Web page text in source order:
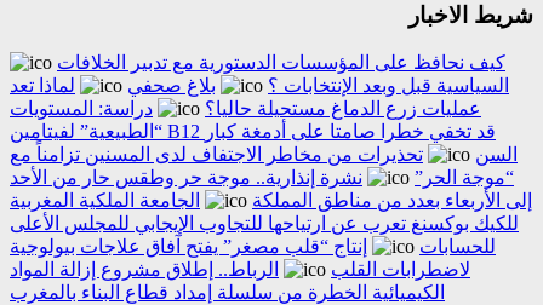
شريط الاخبار
كيف نحافظ على المؤسسات الدستورية مع تدبير الخلافات
السياسية قبل وبعد الإنتخابات ؟
بلاغ صحفي
لماذا تعد
عمليات زرع الدماغ مستحيلة حاليا؟
دراسة: المستويات
“الطبيعية” لفيتامين B12 قد تخفي خطرا صامتا على أدمغة كبار
السن
تحذيرات من مخاطر الاجتفاف لدى المسنين تزامناً مع
“موجة الحر”
نشرة إنذارية.. موجة حر وطقس حار من الأحد
إلى الأربعاء بعدد من مناطق المملكة
الجامعة الملكية المغربية
للكيك بوكسنغ تعرب عن ارتياحها للتجاوب الإيجابي للمجلس الأعلى
للحسابات
إنتاج “قلب مصغر” يفتح آفاق علاجات بيولوجية
لاضطرابات القلب
الرباط.. إطلاق مشروع إزالة المواد
الكيميائية الخطرة من سلسلة إمداد قطاع البناء بالمغرب